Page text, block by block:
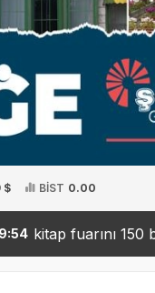
$ BİST 0.00
fuarını 150 binden